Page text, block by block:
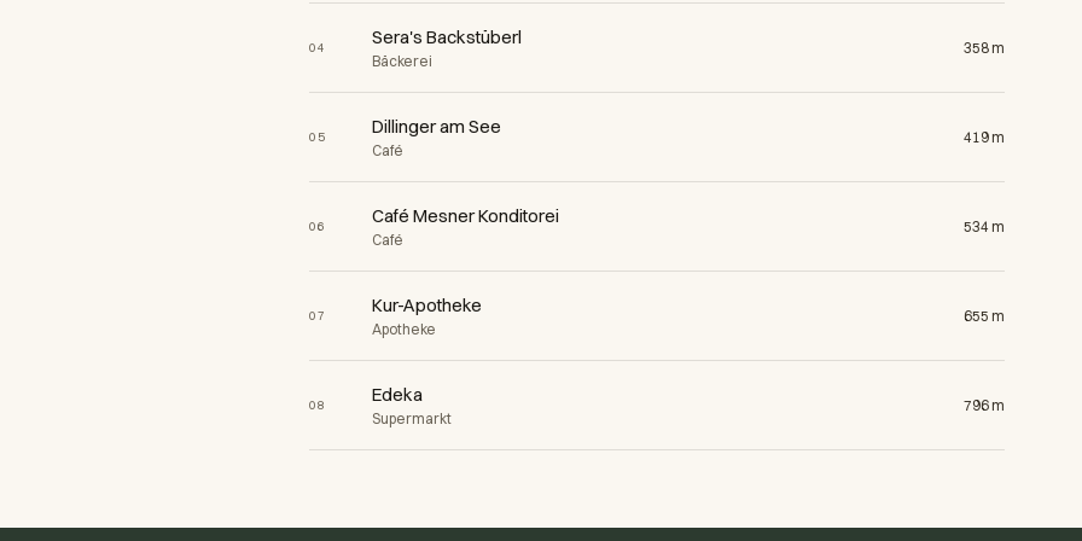
04 Sera's Backstüberl
Bäckerei
358 m
05 Dillinger am See
Café
419 m
06 Café Mesner Konditorei
Café
534 m
07 Kur-Apotheke
Apotheke
655 m
08 Edeka
Supermarkt
796 m